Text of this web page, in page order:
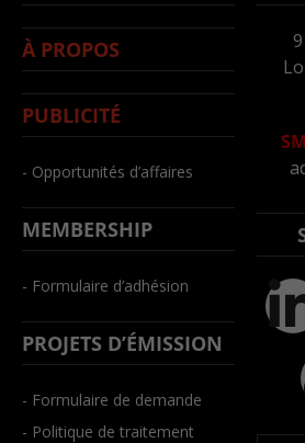
À PROPOS
PUBLICITÉ
- Opportunités d’affaires
MEMBERSHIP
- Formulaire d’adhésion
PROJETS D’ÉMISSION
- Formulaire de demande
- Politique de traitement